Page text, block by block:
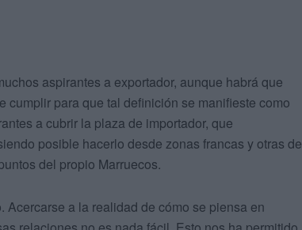
aspirantes a exportador, aunque habrá que
para que tal definición se manifieste como
a cubrir la plaza de importador, que
posible hacerlo desde zonas francas y otras de
del propio Marruecos.
a la realidad de cómo se piensa en